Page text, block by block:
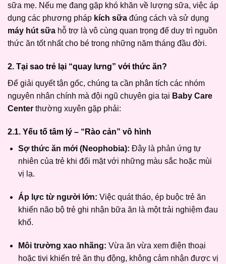
sữa mẹ. Nếu mẹ đang gặp khó khăn về lượng sữa, việc áp
dụng các phương pháp kích sữa đúng cách và sử dụng
máy hút sữa hỗ trợ là vô cùng quan trọng để duy trì nguồn
thức ăn tốt nhất cho bé trong những năm tháng đầu đời.
2. Tại sao trẻ lại “quay lưng” với thức ăn?
Để giải quyết tận gốc, chúng ta cần phân tích các nhóm
nguyên nhân chính mà đội ngũ chuyên gia tại Baby Care
Center thường xuyên gặp phải:
2.1. Yếu tố tâm lý – “Rào cản” vô hình
Sợ thức ăn mới (Neophobia): Đây là phản ứng tự
nhiên của trẻ khi đối mặt với những màu sắc hoặc mùi
vị lạ.
Áp lực từ người lớn: Việc quát tháo, ép buộc trẻ ăn
khiến não bộ trẻ ghi nhận bữa ăn là một trải nghiệm đau
khổ.
Môi trường xao nhãng: Vừa ăn vừa xem điện thoại
hoặc tivi khiến trẻ ăn thụ động, không cảm nhận được vị